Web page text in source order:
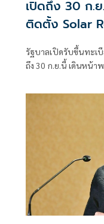
เปิดถึง 30 ก.ย
ติดตั้ง Solar
รัฐบาลเปิดรับขึ้นทะเ
ถึง 30 ก.ย.นี้ เดินหน้า